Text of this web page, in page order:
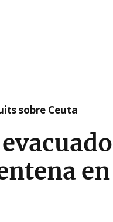
sobre Ceuta
en